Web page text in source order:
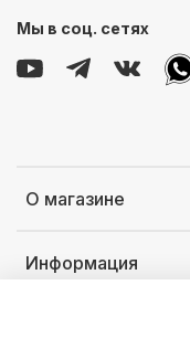
О магазине
Информация
Мы в соц. сетях